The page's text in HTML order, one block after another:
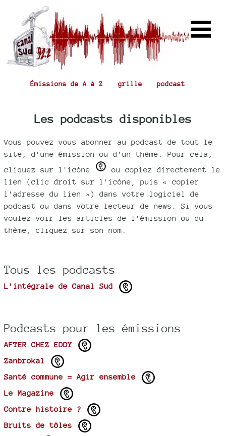
Émissions de A à Z grille podcast
Les podcasts disponibles
Vous pouvez vous abonner au podcast de tout le
site, d'une émission ou d'un thème. Pour cela,
cliquez sur l'icône
ou copiez directement le
lien (clic droit sur l'icône, puis « copier
l'adresse du lien ») dans votre logiciel de
podcast ou dans votre lecteur de news. Si vous
voulez voir les articles de l'émission ou du
thème, cliquez sur son nom.
Tous les podcasts
L'intégrale de Canal Sud
Podcasts pour les émissions
AFTER CHEZ EDDY
Zanbrokal
Santé commune = Agir ensemble
Le Magazine
Contre histoire ?
Bruits de tôles